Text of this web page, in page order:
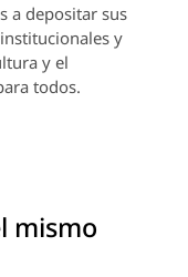
a depositar sus
y
y el
todos.
mismo